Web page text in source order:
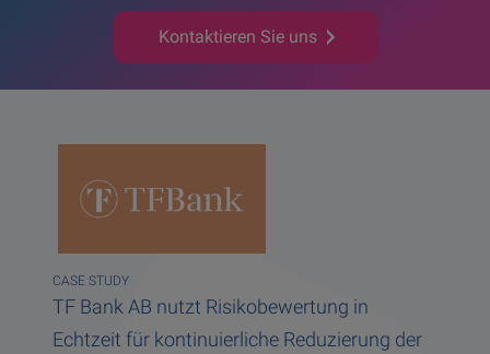
Kontaktieren Sie uns
CASE STUDY
TF Bank AB nutzt Risikobewertung in
Echtzeit für kontinuierliche Reduzierung der